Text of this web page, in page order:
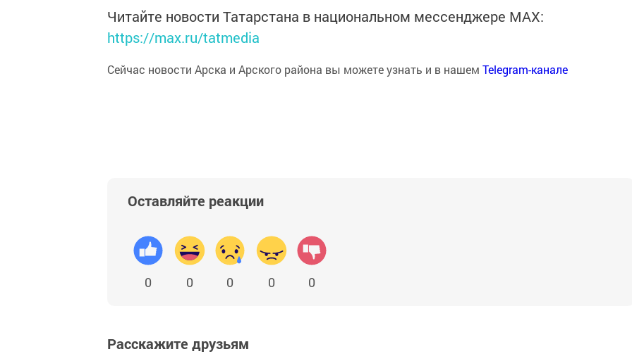
Читайте новости Татарстана в национальном мессенджере MАХ:
https://max.ru/tatmedia
Сейчас новости Арска и Арского района вы можете узнать и в нашем Telegram-канале
Оставляйте реакции
0 0 0 0 0
Расскажите друзьям